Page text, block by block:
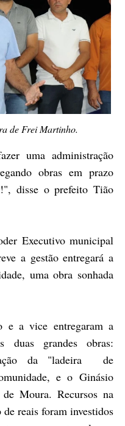
de Frei Martinho.
uma administração
obras em prazo
disse o prefeito Tião
Executivo municipal
a gestão entregará a
uma obra sonhada
e a vice entregaram a
duas grandes obras:
da "ladeira
de
e o Ginásio
Moura. Recursos na
reais foram investidos